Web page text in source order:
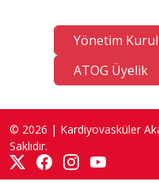
Yönetim
ATOG Üyelik
© 2026 | Kardiyovasküler
Saklıdır.